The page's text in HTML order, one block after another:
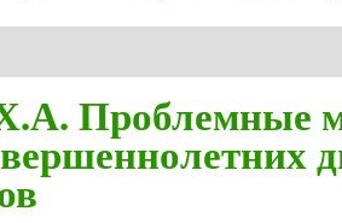
Проблемные